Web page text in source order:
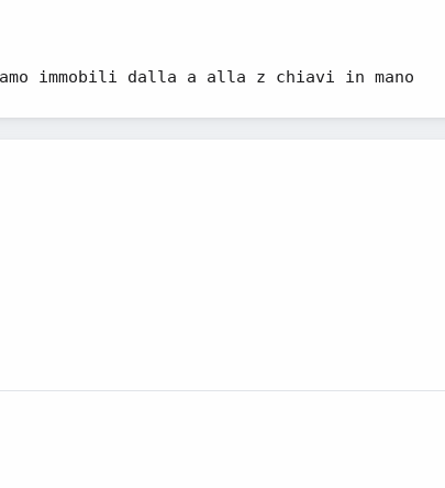
immobili dalla a alla z chiavi in mano